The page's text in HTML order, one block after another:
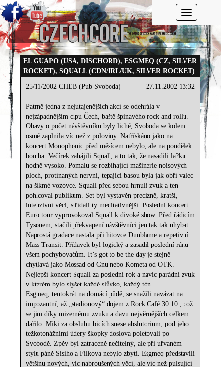
Toggle
EL GUAPO (USA, DISCHORD), ESGMEQ (CZ, SILVER
ROCKET), SQUALL (CDN/IRL/UK, SILVER ROCKET)
27.11.2002 13:32
25/11/2002 CHEB (Pub Svoboda)
Patrně jedna z nejutajenějších akcí se odehrála v
nejzápadnějším cípu Čech, baště špinavého rock and rollu.
Obavy o počet návštěvníků byly liché, Svoboda se kolem
osmé zaplnila víc než z poloviny. Natřískáno jako na
koncert Monophonic před měsícem nebylo, ale na pondělek
bomba. Večírek zahájili Squall, a to tak, že nasadili la?ku
hodně vysoko. Pomalu se rozbíhající mašinerie noisových
ploch, protínaných nervní, tepající basou byla jak obří válec
na šikmé vozovce. Squall před sebou hrnuli zvuk a ten
pohlcoval publikum. Set byl vystavěn precizně, kratší,
intenzivní věci, střídali ty meditativnější. Poslední koncert
Euro tour vyprovokoval Squall k divoké show. Před řádícím
Tysonem, stačili překvapení návštěvníci jen tak tak uhybat.
Naprostá gradace nastala při hitovce Dunblame a repetivní
Mass Transit. Přídavek byl logický a zasadil poslední ránu
všem pochybovačům. It’s got to be the day je stejně
chytlavá jako Mossad od Gnu nebo Kometa od OTK.
Nejlepší koncert Squall za poslední rok a navíc parádní zvuk
v kterém bylo slyšet každé slůvko, každý tón.
Esgmeq, tentokrát na domácí půdě, se snažili navázat na
impozantní, až „stadionový“ dojem z Rock Café 30.10., což
se jim díky mizernému zvuku a davu nejvěrnějších celkem
dařilo. Miki za obsluhu bicích snese abslutorium, pod jeho
težkotonážními údery škopky doslova poletovali po
Svobodě. Zpěv byl zatraceně nečitelný, ale při uřvaném
stylu páně Sisiho a Filkova nebylo zbytí. Esgmeq představili
většinu nových, víc nabroušených věcí, ale víc než pulsující